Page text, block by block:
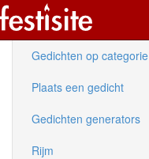
Nieuwe gedichten
Gedichten op categorie
Plaats een gedicht
Gedichten generators
Rijm